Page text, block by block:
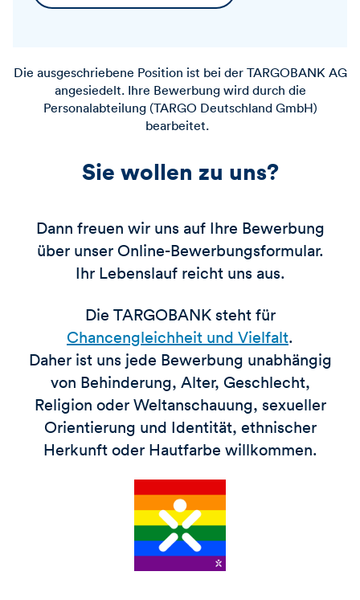
Die ausgeschriebene Position ist bei der TARGOBANK AG
angesiedelt. Ihre Bewerbung wird durch die
Personalabteilung (TARGO Deutschland GmbH)
bearbeitet.
Sie wollen zu uns?
Dann freuen wir uns auf Ihre Bewerbung
über unser Online-Bewerbungsformular.
Ihr Lebenslauf reicht uns aus.
Die TARGOBANK steht für
Chancengleichheit und Vielfalt.
Daher ist uns jede Bewerbung unabhängig
von Behinderung, Alter, Geschlecht,
Religion oder Weltanschauung, sexueller
Orientierung und Identität, ethnischer
Herkunft oder Hautfarbe willkommen.